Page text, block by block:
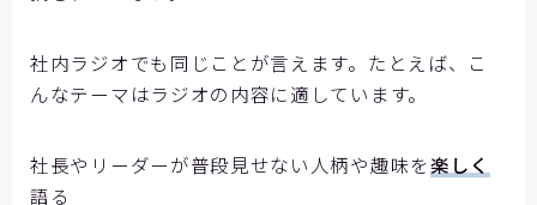
社内ラジオでも同じことが言えます。たとえば、こ
んなテーマはラジオの内容に適しています。
社長やリーダーが普段見せない人柄や趣味を楽しく
語る